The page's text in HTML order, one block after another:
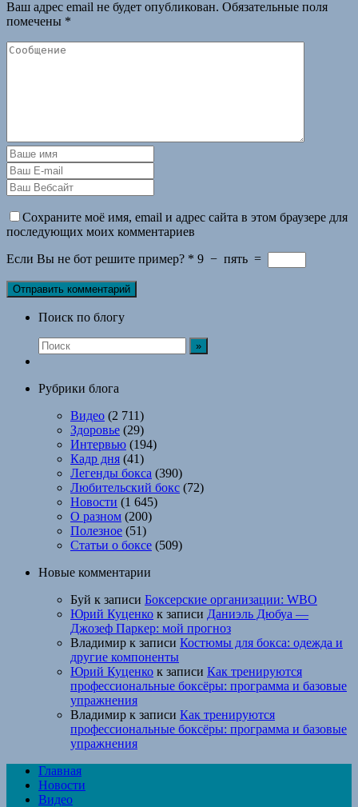
Ваш адрес email не будет опубликован. Обязательные поля
помечены *
Сохраните моё имя, email и адрес сайта в этом браузере для
последующих моих комментариев
Если Вы не бот решите пример? * 9 − пять =
Поиск по блогу
Рубрики блога
Видео (2 711)
Здоровье (29)
Интервью (194)
Кадр дня (41)
Легенды бокса (390)
Любительский бокс (72)
Новости (1 645)
О разном (200)
Полезное (51)
Статьи о боксе (509)
Новые комментарии
Буй к записи Боксерские организации: WBO
Юрий Куценко к записи Даниэль Дюбуа —
Джозеф Паркер: мой прогноз
Владимир к записи Костюмы для бокса: одежда и
другие компоненты
Юрий Куценко к записи Как тренируются
профессиональные боксёры: программа и базовые
упражнения
Владимир к записи Как тренируются
профессиональные боксёры: программа и базовые
упражнения
Главная
Новости
Видео